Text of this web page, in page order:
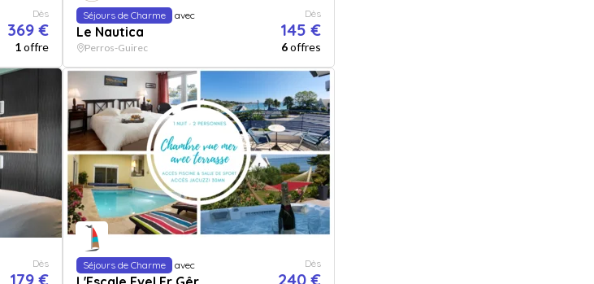
Dès
369 €
1offre
Séjours de Charme avec
Le Nautica
Dès
145 €
Perros-Guirec 6offres
Dès
179 €
Séjours de Charme avec Dès
240 €